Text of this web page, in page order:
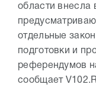
области внесла
отдельные
подготовки и
референдумов
сообщает